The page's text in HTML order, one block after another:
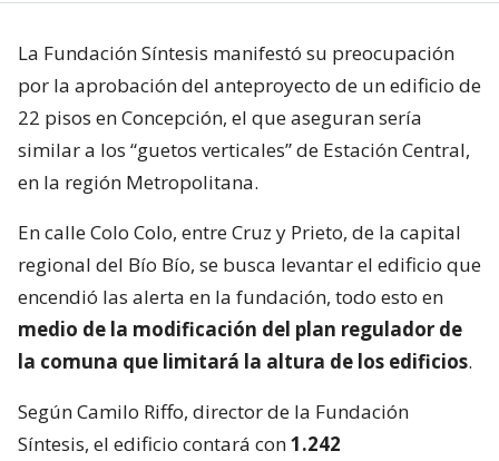
La Fundación Síntesis manifestó su preocupación
por la aprobación del anteproyecto de un edificio de
22 pisos en Concepción, el que aseguran sería
similar a los “guetos verticales” de Estación Central,
en la región Metropolitana.
En calle Colo Colo, entre Cruz y Prieto, de la capital
regional del Bío Bío, se busca levantar el edificio que
encendió las alerta en la fundación, todo esto en
medio de la modificación del plan regulador de
la comuna que limitará la altura de los edificios.
Según Camilo Riffo, director de la Fundación
Síntesis, el edificio contará con1.242